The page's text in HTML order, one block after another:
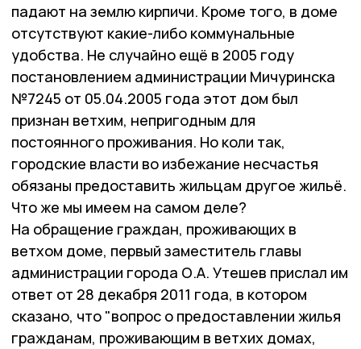
падают на землю кирпичи. Кроме того, в доме
отсутствуют какие-либо коммунальные
удобства. Не случайно ещё в 2005 году
постановлением администрации Мичуринска
№7245 от 05.04.2005 года этот дом был
признан ветхим, непригодным для
постоянного проживания. Но коли так,
городские власти во избежание несчастья
обязаны предоставить жильцам другое жильё.
Что же мы имеем на самом деле?
На обращение граждан, проживающих в
ветхом доме, первый заместитель главы
администрации города О.А. Утешев прислал им
ответ от 28 декабря 2011 года, в котором
сказано, что "вопрос о предоставлении жилья
гражданам, проживающим в ветхих домах,